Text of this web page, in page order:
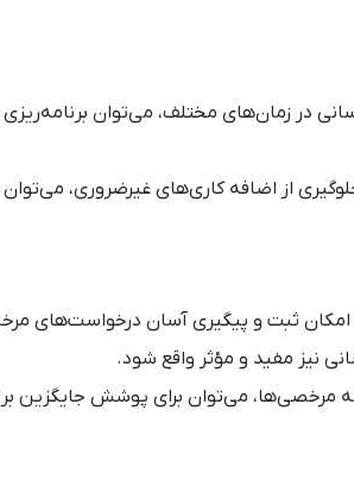
در زمان‌های مختلف، می‌توان
از اضافه کاری‌های غیرضروری، می‌توان
ثبت و پیگیری آسان درخواست‌های مرخصی
نیز مفید و مؤثر واقع شود.
مرخصی‌ها، می‌توان برای پوشش جایگزین